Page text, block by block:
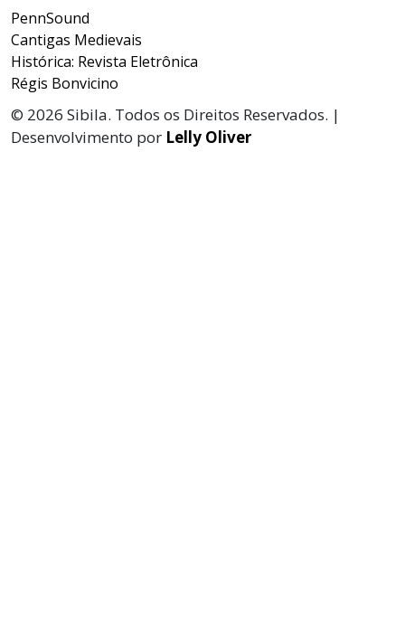
PennSound
Cantigas Medievais
Histórica: Revista Eletrônica
Régis Bonvicino
© 2026 Sibila. Todos os Direitos Reservados. |
Desenvolvimento por Lelly Oliver